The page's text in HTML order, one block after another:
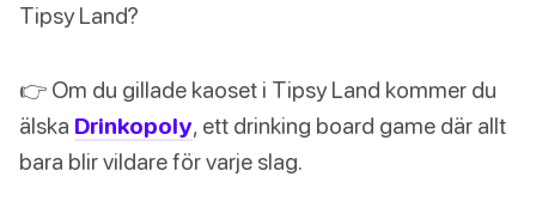
Tipsy Land?
👉 Om du gillade kaoset i Tipsy Land kommer du
älska Drinkopoly, ett drinking board game där allt
bara blir vildare för varje slag.